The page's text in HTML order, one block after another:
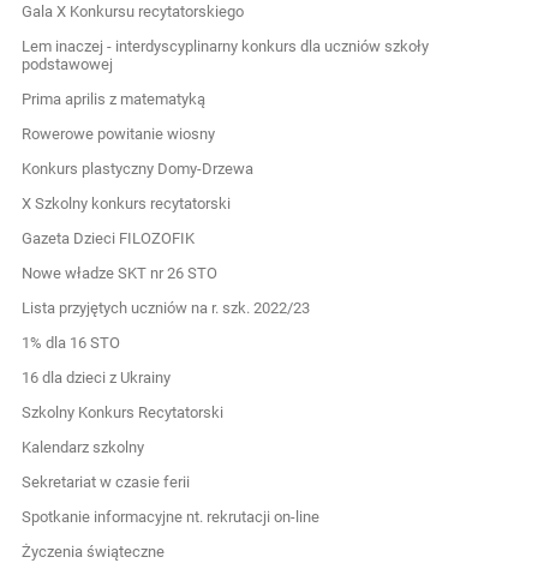
Gala X Konkursu recytatorskiego
Lem inaczej - interdyscyplinarny konkurs dla uczniów szkoły
podstawowej
Prima aprilis z matematyką
Rowerowe powitanie wiosny
Konkurs plastyczny Domy-Drzewa
X Szkolny konkurs recytatorski
Gazeta Dzieci FILOZOFIK
Nowe władze SKT nr 26 STO
Lista przyjętych uczniów na r. szk. 2022/23
1% dla 16 STO
16 dla dzieci z Ukrainy
Szkolny Konkurs Recytatorski
Kalendarz szkolny
Sekretariat w czasie ferii
Spotkanie informacyjne nt. rekrutacji on-line
Życzenia świąteczne